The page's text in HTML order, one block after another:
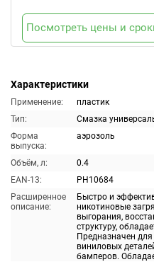
Характеристики
Применение:
пластик
Тип:
Смазка
Форма
выпуска:
аэрозоль
Объём, л:
0.4
EAN-13:
PH10684
Расширенное
описание:
Быстро и
никотиновые
выгорания,
структуру,
Предназначен
виниловых
бамперов.
Посмотреть цены и